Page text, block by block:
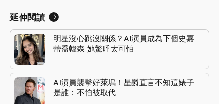
延伸閱讀
明星沒心跳沒關係？AI演員成為下個史嘉
蕾喬韓森 她驚呼太可怕
AI演員襲擊好萊塢！星爵直言不知這婊子
是誰：不怕被取代